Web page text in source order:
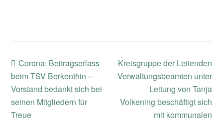
previous
post:
Corona: Beitragserlass
beim TSV Berkenthin –
Vorstand bedankt sich bei
seinen Mitgliedern für
Treue
next
post:
Kreisgruppe der Leitenden
Verwaltungsbeamten unter
Leitung von Tanja
Volkening beschäftigt sich
mit kommunalen